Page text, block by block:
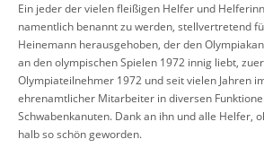
Ein jeder der vielen fleißigen Helfer und
namentlich benannt zu werden, stellvertretend
Heinemann herausgehoben, der den
an den olympischen Spielen 1972 innig liebt,
Olympiateilnehmer 1972 und seit vielen Jahren
ehrenamtlicher Mitarbeiter in diversen
Schwabenkanuten. Dank an ihn und alle Helfer,
halb so schön geworden.